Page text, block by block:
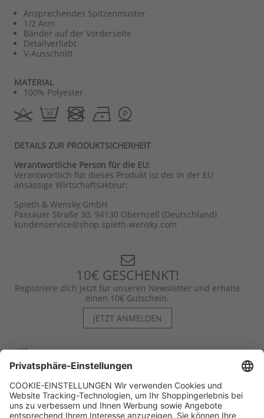
Ansprechendes Spitzenmuster
1/2 Arm
Bänder auf der Vorderseite
Detailverliebt
V-Ausschnitt
MATERIAL
100% Polyester
DETAILS ZUR PRODUKTSICHERHEIT
Verantwortliche Person für die EU:
Verantwortlich für dieses Produkt ist der in der EU
ansässige Wirtschaftsakteur:
Spieth & Wensky GmbH
Passauer Straße 30, 94130 Obernzell (Deutschland)
kundenservice@shop.spieth-wensky.com
10€ GESCHENKT!
Registriere dich jetzt für unseren Newsletter und erhalte
einen 10€ Gutschein.
JETZT ANMELDEN
Hilfe
Kontakt